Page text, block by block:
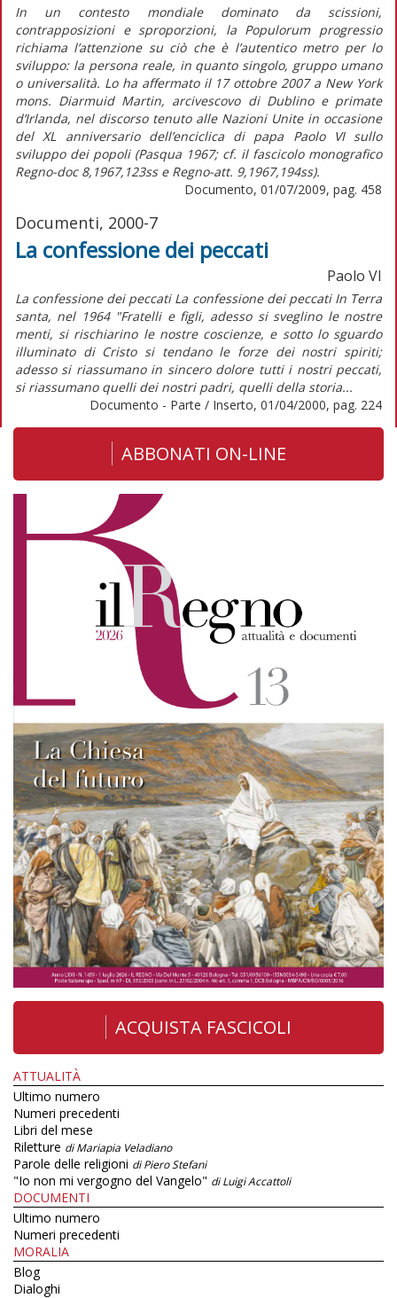
In un contesto mondiale dominato da scissioni,
contrapposizioni e sproporzioni, la Populorum progressio
richiama l’attenzione su ciò che è l’autentico metro per lo
sviluppo: la persona reale, in quanto singolo, gruppo umano
o universalità. Lo ha affermato il 17 ottobre 2007 a New York
mons. Diarmuid Martin, arcivescovo di Dublino e primate
d’Irlanda, nel discorso tenuto alle Nazioni Unite in occasione
del XL anniversario dell’enciclica di papa Paolo VI sullo
sviluppo dei popoli (Pasqua 1967; cf. il fascicolo monografico
Regno-doc 8,1967,123ss e Regno-att. 9,1967,194ss).
Documento, 01/07/2009, pag. 458
Documenti, 2000-7
La confessione dei peccati
Paolo VI
La confessione dei peccati La confessione dei peccati In Terra
santa, nel 1964 "Fratelli e figli, adesso si sveglino le nostre
menti, si rischiarino le nostre coscienze, e sotto lo sguardo
illuminato di Cristo si tendano le forze dei nostri spiriti;
adesso si riassumano in sincero dolore tutti i nostri peccati,
si riassumano quelli dei nostri padri, quelli della storia...
Documento - Parte / Inserto, 01/04/2000, pag. 224
ABBONATI ON-LINE
ACQUISTA FASCICOLI
ATTUALITÀ
Ultimo numero
Numeri precedenti
Libri del mese
Riletture di Mariapia Veladiano
Parole delle religioni di Piero Stefani
"Io non mi vergogno del Vangelo" di Luigi Accattoli
DOCUMENTI
Ultimo numero
Numeri precedenti
MORALIA
Blog
Dialoghi